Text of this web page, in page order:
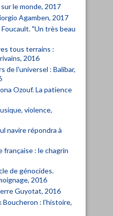
le monde, 2017
Agamben, 2017
"Un très beau
tous terrains :
2016
de l'universel : Balibar,
Ozouf. La patience
violence,
navire répondra à
française : le chagrin
de génocides.
2016
Guyotat, 2016
: l’histoire,